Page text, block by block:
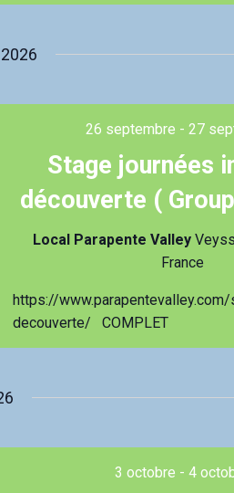
Stage journées
découverte (
26 septembre - 27
Local Parapente Valley
France
https://
decouverte/ COMPLET
3 octobre - 4